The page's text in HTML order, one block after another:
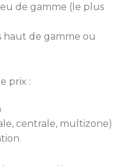
de gamme (le plus
haut de gamme ou
prix :
centrale, multizone)